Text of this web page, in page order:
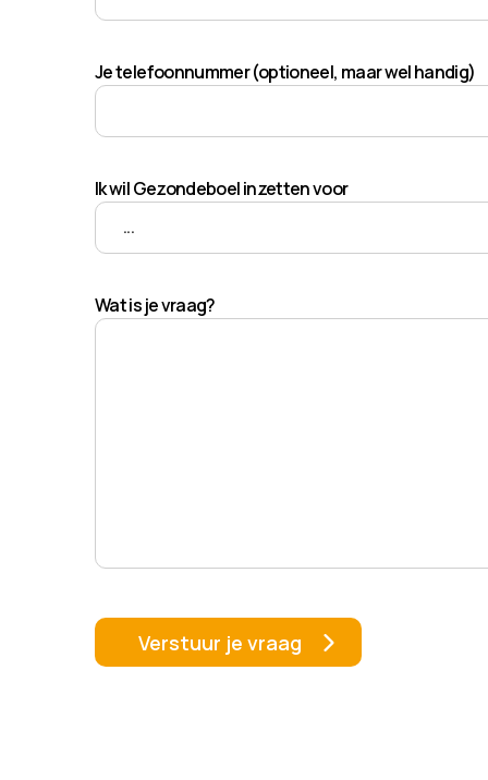
Je telefoonnummer (optioneel, maar wel handig)
Ik wil Gezondeboel inzetten voor
Wat is je vraag?